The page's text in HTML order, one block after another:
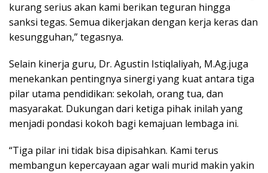
kurang serius akan kami berikan teguran hingga
sanksi tegas. Semua dikerjakan dengan kerja keras dan
kesungguhan,” tegasnya.
Selain kinerja guru, Dr. Agustin Istiqlaliyah, M.Ag.juga
menekankan pentingnya sinergi yang kuat antara tiga
pilar utama pendidikan: sekolah, orang tua, dan
masyarakat. Dukungan dari ketiga pihak inilah yang
menjadi pondasi kokoh bagi kemajuan lembaga ini.
“Tiga pilar ini tidak bisa dipisahkan. Kami terus
membangun kepercayaan agar wali murid makin yakin